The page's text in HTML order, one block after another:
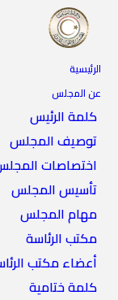
الرئيسية
عن المجلس
كلمة الرئيس
توصيف المجلس
اختصاصات
تأسيس المجلس
مهام المجلس
مكتب الرئاسة
أعضاء مكتب
كلمة ختامية